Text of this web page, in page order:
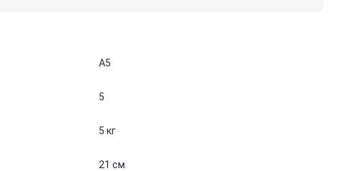
A5
5
5 кг
21 см